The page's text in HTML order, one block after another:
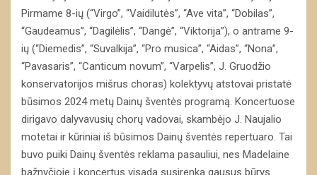
Pirmame 8-ių (“Virgo”, “Vaidilutės”, “Ave vita”, “Dobilas”,
“Gaudeamus”, “Dagilėlis”, “Dangė”, “Viktorija”), o antrame 9-
ių (“Diemedis”, “Suvalkija”, “Pro musica”, “Aidas”, “Nona”,
“Pavasaris”, “Canticum novum”, “Varpelis”, J. Gruodžio
konservatorijos mišrus choras) kolektyvų atstovai pristatė
būsimos 2024 metų Dainų šventės programą. Koncertuose
dirigavo dalyvavusių chorų vadovai, skambėjo J. Naujalio
motetai ir kūriniai iš būsimos Dainų šventės repertuaro. Tai
buvo puiki Dainų šventės reklama pasauliui, nes Madelaine
bažnyčioje į koncertus visada susirenka gausus būrys